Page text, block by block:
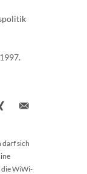
darf sich
die WiWi-